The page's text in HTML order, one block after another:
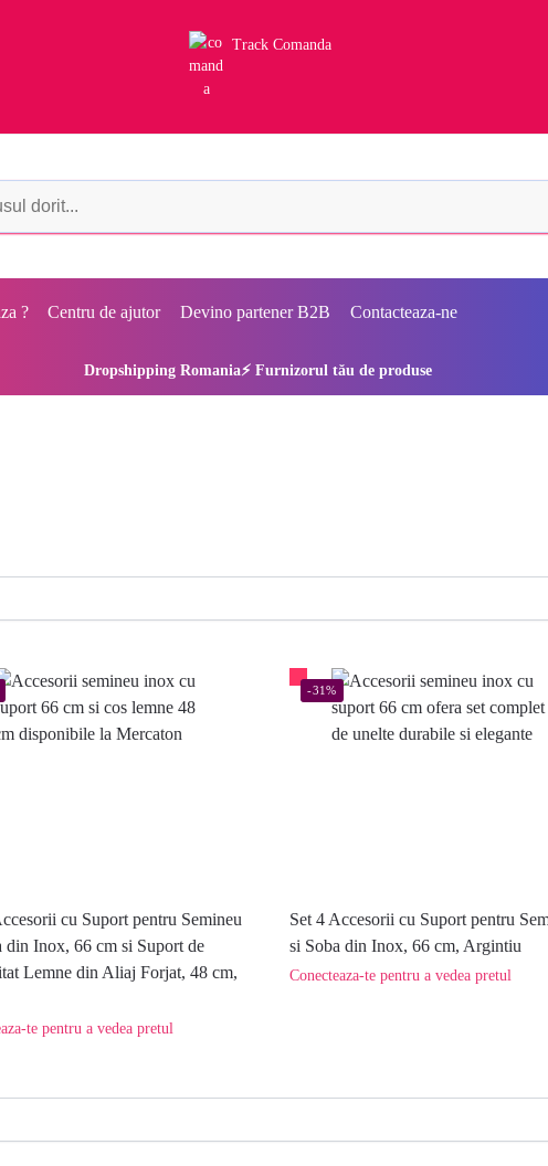
Track Comanda
? Centru de ajutor Devino partener B2B Contacteaza-ne
Dropshipping Romania⚡ Furnizorul tău de produse
cu Suport pentru Semineu
din Inox, 66 cm si Suport de
Lemne din Aliaj Forjat, 48 cm,
te pentru a vedea pretul
-31%
Set 4 Accesorii cu Suport pentru
si Soba din Inox, 66 cm, Argintiu
Conecteaza-te pentru a vedea pretul